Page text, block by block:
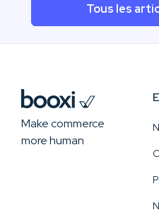
Tous les
Make commerce
more human